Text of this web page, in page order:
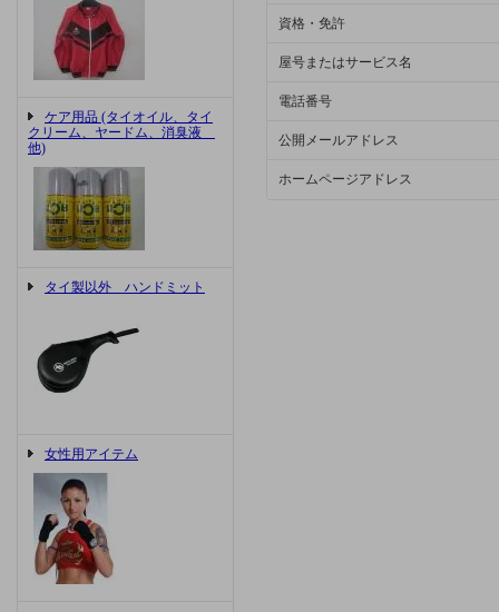
ケア用品 (タイオイル、タイ
クリーム、ヤードム、消臭液
他)
タイ製以外 ハンドミット
女性用アイテム
資格・免許
屋号またはサービス名
電話番号
公開メールアドレス
ホームページアドレス